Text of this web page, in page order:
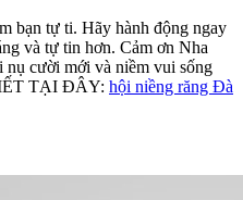
bạn tự ti. Hãy hành động ngay
và tự tin hơn. Cảm ơn Nha
nụ cười mới và niềm vui sống
TẠI ĐÂY: hội niềng răng Đà